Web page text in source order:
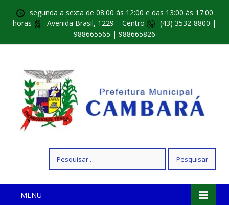
segunda a sexta de 08:00 às 12:00 e das 13:00 às 17:00
horas
Avenida Brasil, 1229 – Centro
(43) 3532-8800 |
988665565 | 988665826
por:
MENU